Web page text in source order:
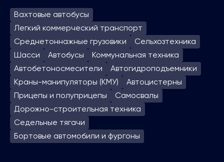
Вахтовые автобусы
Легкий коммерческий транспорт
Среднетоннажные грузовики
Сельхозтехника
Шасси
Автобусы
Коммунальная техника
Автобетоносмесители
Автогидроподъем­ники
Краны-манипуляторы (КМУ)
Автоцистерны
Прицепы и полуприцепы
Самосвалы
Дорожно-строительная техника
Седельные тягачи
Бортовые автомобили и фургоны